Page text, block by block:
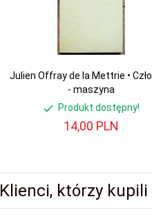
Julien Offray de la Mettrie •
- maszyna
Produkt dostępny!
14,00 PLN
Klienci, którzy